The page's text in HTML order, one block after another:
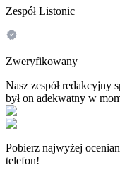
Zespół Listonic
Zweryfikowany
Nasz zespół redakcyjny
był on adekwatny w
Pobierz najwyżej
telefon!